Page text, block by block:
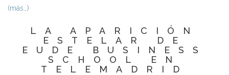
(más…)
LA APARICIÓN
ESTELAR DE
EUDE BUSINESS
SCHOOL EN
TELEMADRID